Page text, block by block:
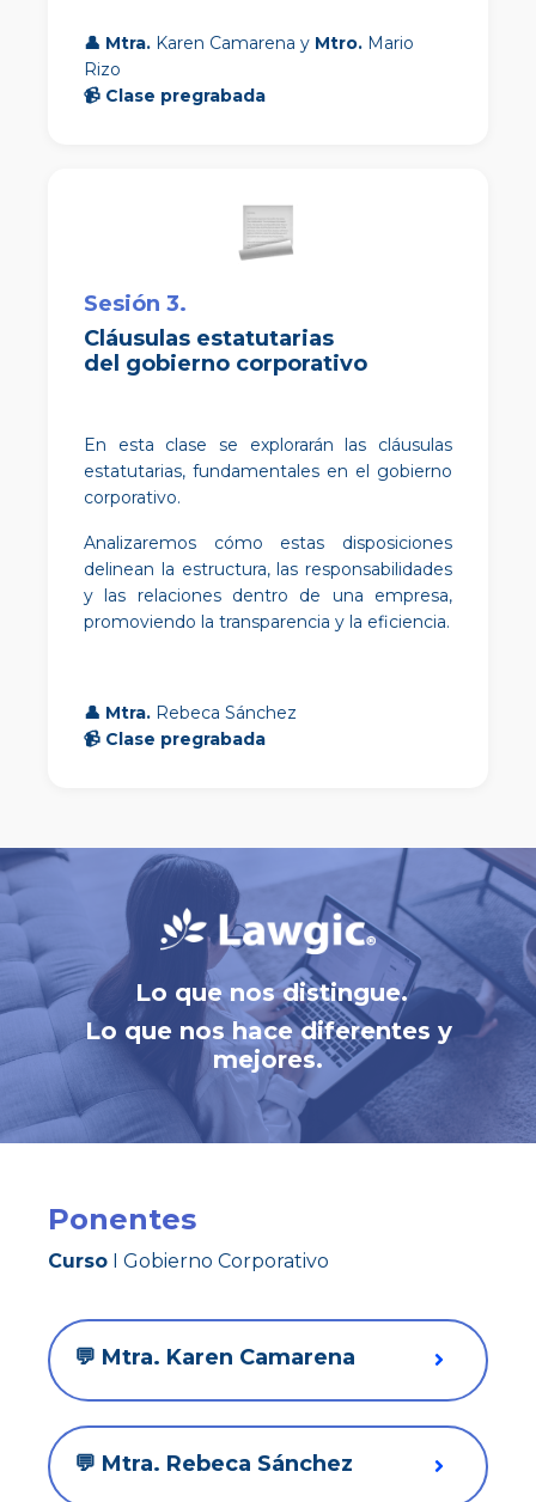
👤 Mtra. Karen Camarena y Mtro. Mario
Rizo
📹 Clase pregrabada
Sesión 3.
Cláusulas estatutarias
del gobierno corporativo
En esta clase se explorarán las cláusulas
estatutarias, fundamentales en el gobierno
corporativo.
Analizaremos cómo estas disposiciones
delinean la estructura, las responsabilidades
y las relaciones dentro de una empresa,
promoviendo la transparencia y la eficiencia.
👤 Mtra. Rebeca Sánchez
📹 Clase pregrabada
Lo que nos distingue.
Lo que nos hace diferentes y
mejores.
Ponentes
Curso I Gobierno Corporativo
💬 Mtra. Karen Camarena
💬 Mtra. Rebeca Sánchez